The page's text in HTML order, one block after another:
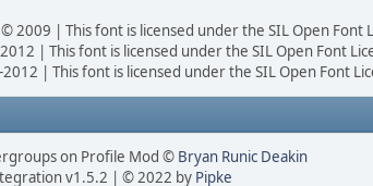
2009 | This font is licensed under the SIL Open Font
| This font is licensed under the SIL Open Font
| This font is licensed under the SIL Open Font
on Profile Mod © Bryan Runic Deakin
v1.5.2 | © 2022 by Pipke